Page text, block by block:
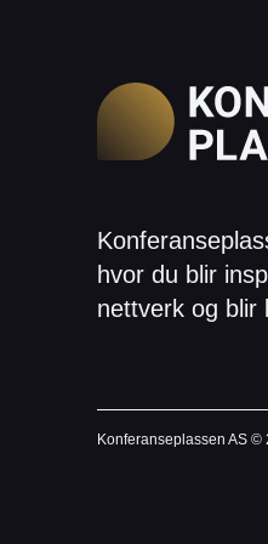
hvor du blir
nettverk og blir
Konferanseplassen AS ©